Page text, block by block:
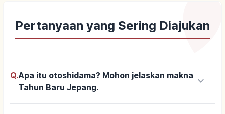
Pertanyaan yang Sering Diajukan
Q.Apa itu otoshidama? Mohon jelaskan makna
Tahun Baru Jepang.
keyboard_arrow_down